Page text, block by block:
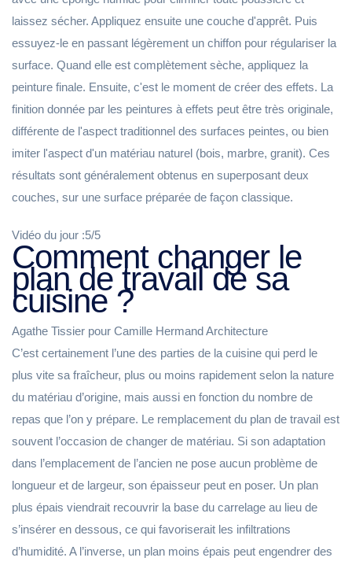
laissez sécher. Appliquez ensuite une couche d'apprêt. Puis
essuyez-le en passant légèrement un chiffon pour régulariser la
surface. Quand elle est complètement sèche, appliquez la
peinture finale. Ensuite, c'est le moment de créer des effets. La
finition donnée par les peintures à effets peut être très originale,
différente de l'aspect traditionnel des surfaces peintes, ou bien
imiter l'aspect d'un matériau naturel (bois, marbre, granit). Ces
résultats sont généralement obtenus en superposant deux
couches, sur une surface préparée de façon classique.
Vidéo du jour :5/5
Comment changer le
plan de travail de sa
cuisine ?
Agathe Tissier pour Camille Hermand Architecture
C’est certainement l’une des parties de la cuisine qui perd le
plus vite sa fraîcheur, plus ou moins rapidement selon la nature
du matériau d’origine, mais aussi en fonction du nombre de
repas que l’on y prépare. Le remplacement du plan de travail est
souvent l’occasion de changer de matériau. Si son adaptation
dans l’emplacement de l’ancien ne pose aucun problème de
longueur et de largeur, son épaisseur peut en poser. Un plan
plus épais viendrait recouvrir la base du carrelage au lieu de
s’insérer en dessous, ce qui favoriserait les infiltrations
d’humidité. A l’inverse, un plan moins épais peut engendrer des